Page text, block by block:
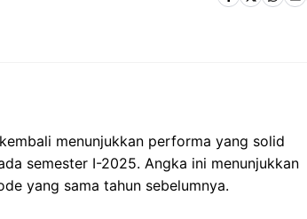
menunjukkan performa yang solid
semester I-2025. Angka ini menunjukkan
yang sama tahun sebelumnya.